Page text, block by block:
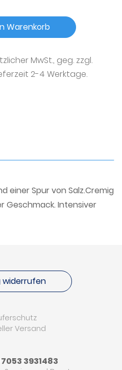
Warenkorb
MwSt., geg. zzgl.
2-4 Werktage.
einer Spur von Salz.Cremig
Geschmack. Intensiver
widerrufen
Versand
3931483